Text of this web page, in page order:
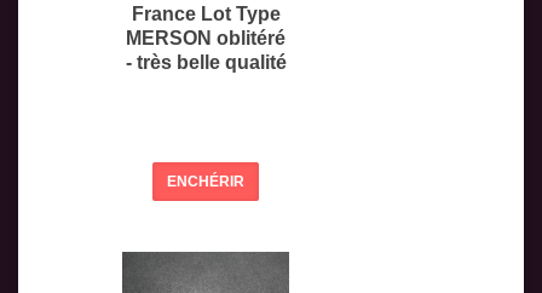
France Lot Type
MERSON oblitéré
- très belle qualité
ENCHÉRIR